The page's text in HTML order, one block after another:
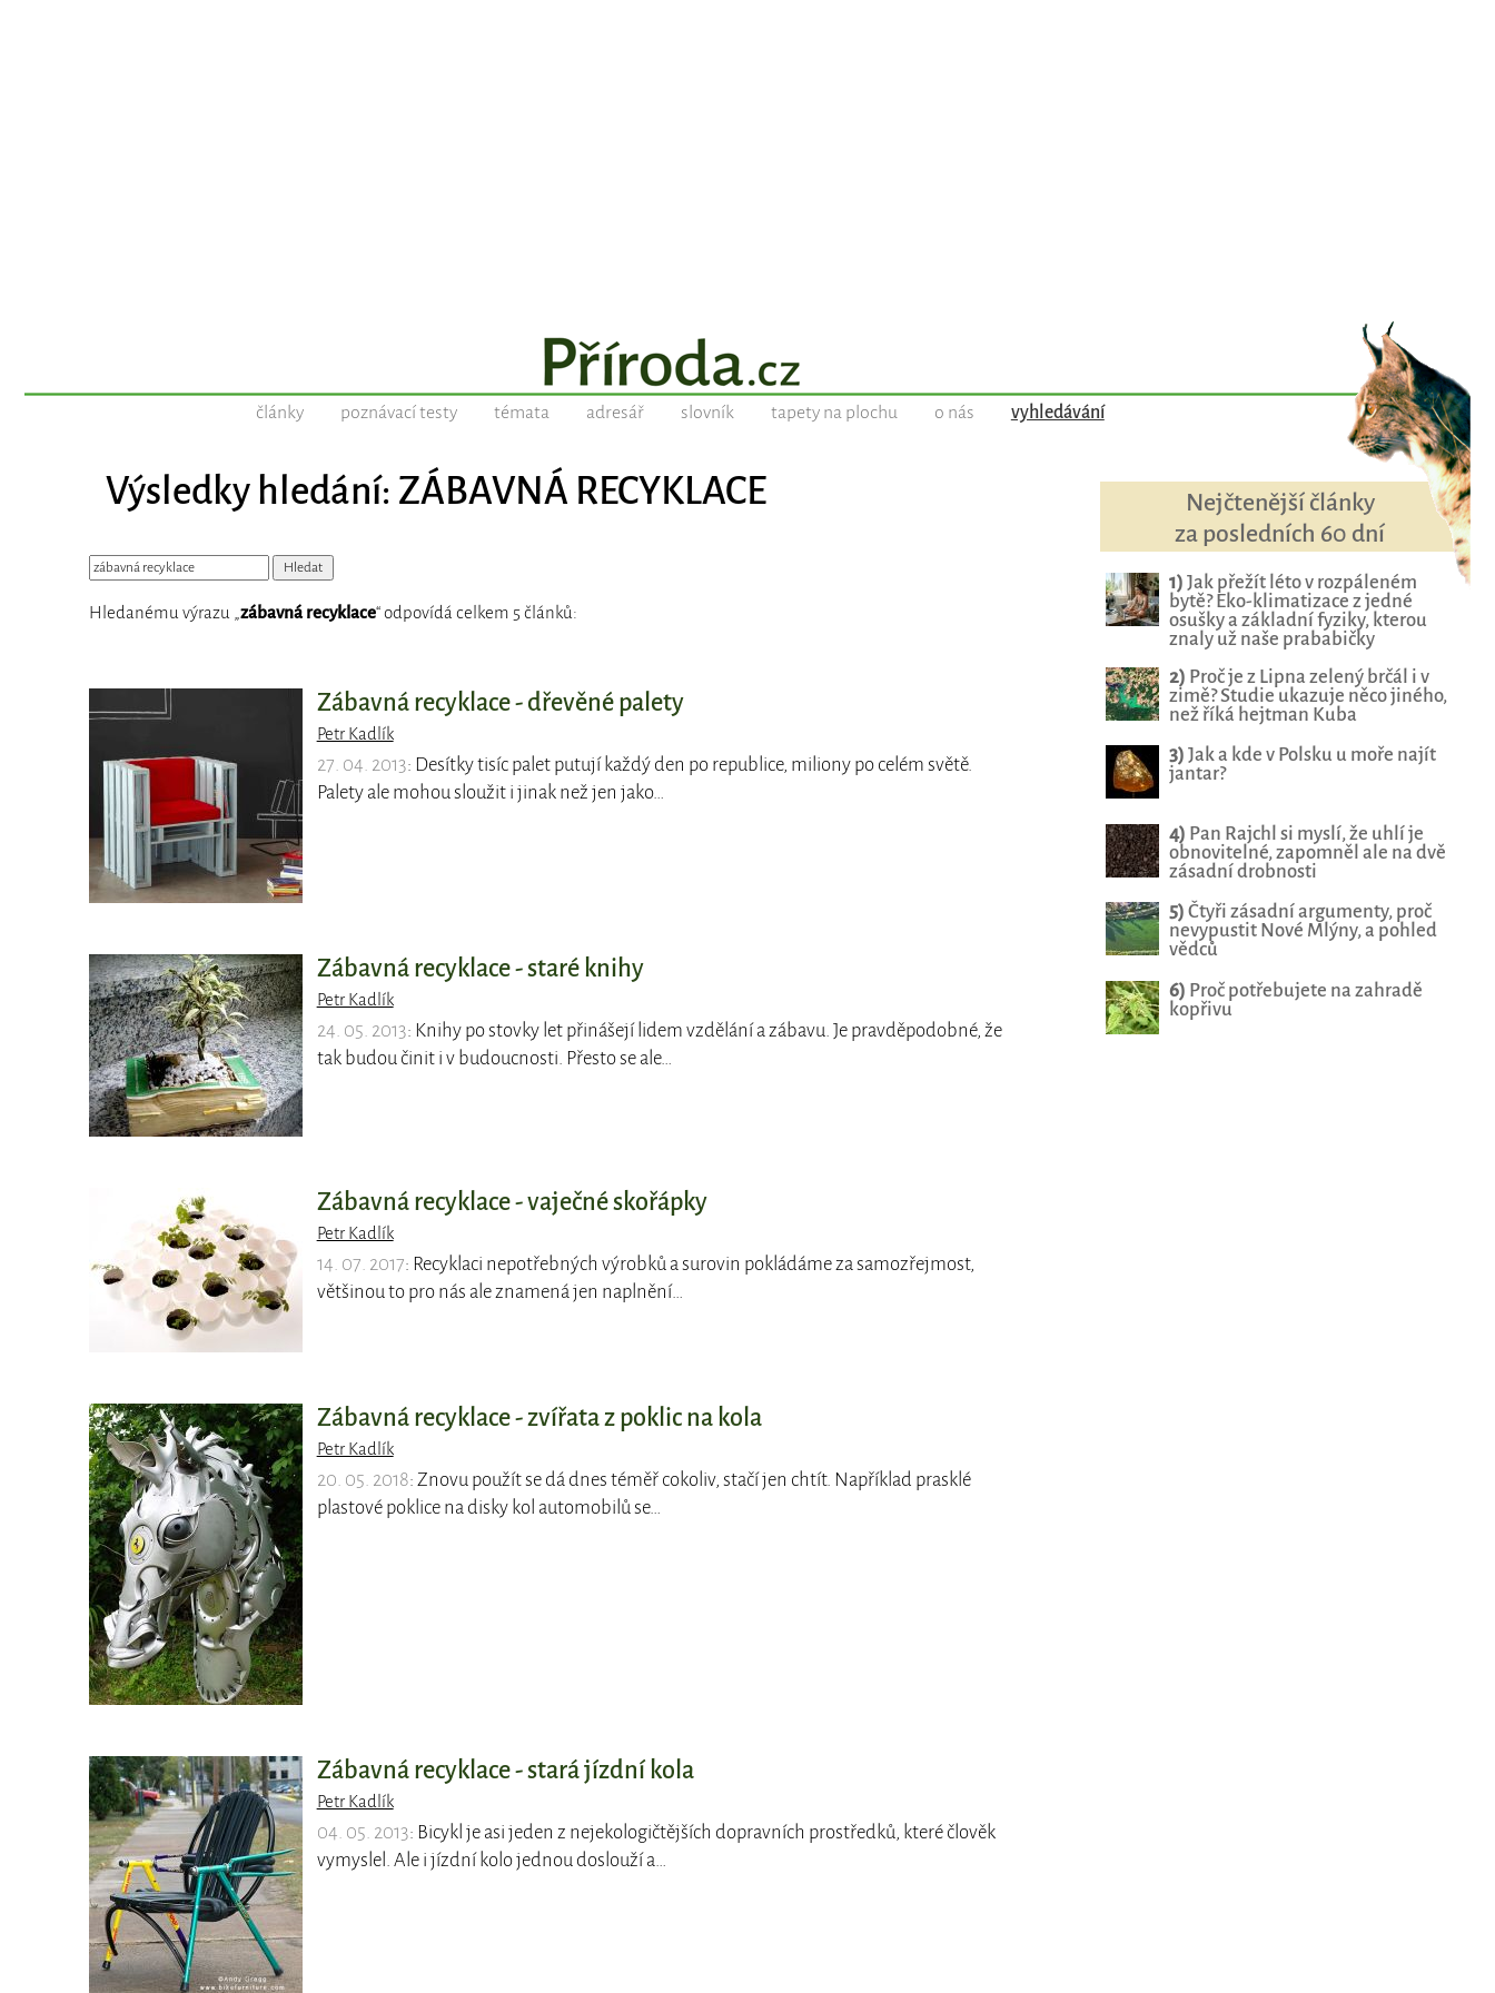
články poznávací testy témata adresář slovník tapety na plochu o nás vyhledávání
Výsledky hledání: ZÁBAVNÁ RECYKLACE
Hledanému výrazu „ zábavná recyklace“ odpovídá celkem 5 článků:
Zábavná recyklace - dřevěné palety
Petr Kadlík
27. 04. 2013: Desítky tisíc palet putují každý den po republice, miliony po celém světě.
Palety ale mohou sloužit i jinak než jen jako…
Zábavná recyklace - staré knihy
Petr Kadlík
24. 05. 2013: Knihy po stovky let přinášejí lidem vzdělání a zábavu. Je pravděpodobné, že
tak budou činit i v budoucnosti. Přesto se ale…
Zábavná recyklace - vaječné skořápky
Petr Kadlík
14. 07. 2017: Recyklaci nepotřebných výrobků a surovin pokládáme za samozřejmost,
většinou to pro nás ale znamená jen naplnění…
Zábavná recyklace - zvířata z poklic na kola
Petr Kadlík
20. 05. 2018: Znovu použít se dá dnes téměř cokoliv, stačí jen chtít. Například prasklé
plastové poklice na disky kol automobilů se…
Zábavná recyklace - stará jízdní kola
Petr Kadlík
04. 05. 2013: Bicykl je asi jeden z nejekologičtějších dopravních prostředků, které člověk
vymyslel. Ale i jízdní kolo jednou doslouží a…
Nejčtenější články
za posledních 60 dní
1) Jak přežít léto v rozpáleném
bytě? Eko-klimatizace z jedné
osušky a základní fyziky, kterou
znaly už naše prababičky
2) Proč je z Lipna zelený brčál i v
zimě? Studie ukazuje něco jiného,
než říká hejtman Kuba
3) Jak a kde v Polsku u moře najít
jantar?
4) Pan Rajchl si myslí, že uhlí je
obnovitelné, zapomněl ale na dvě
zásadní drobnosti
5) Čtyři zásadní argumenty, proč
nevypustit Nové Mlýny, a pohled
vědců
6) Proč potřebujete na zahradě
kopřivu